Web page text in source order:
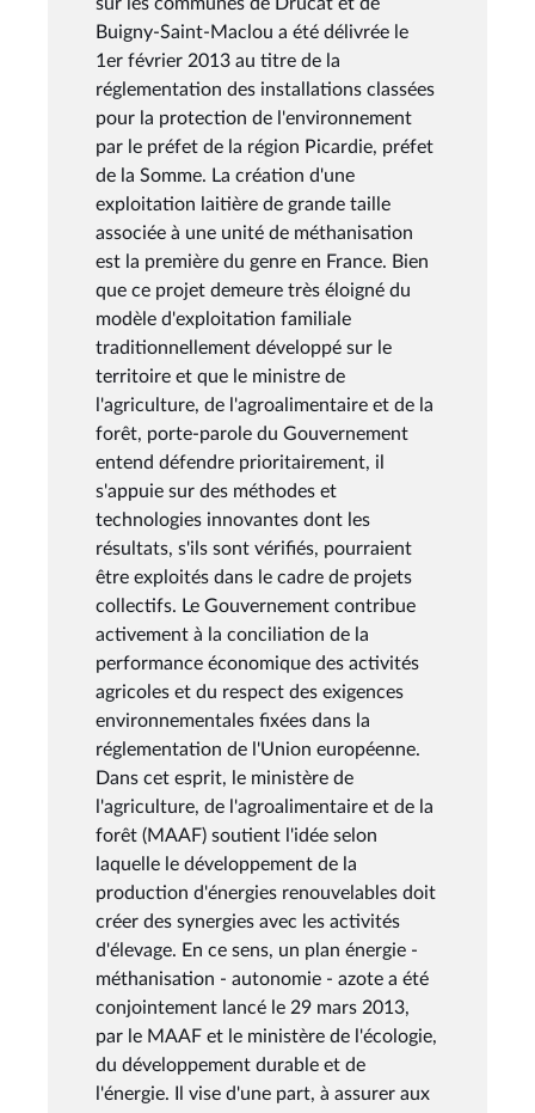
Buigny-Saint-Maclou a été délivrée le
1er février 2013 au titre de la
réglementation des installations classées
pour la protection de l'environnement
par le préfet de la région Picardie, préfet
de la Somme. La création d'une
exploitation laitière de grande taille
associée à une unité de méthanisation
est la première du genre en France. Bien
que ce projet demeure très éloigné du
modèle d'exploitation familiale
traditionnellement développé sur le
territoire et que le ministre de
l'agriculture, de l'agroalimentaire et de la
forêt, porte-parole du Gouvernement
entend défendre prioritairement, il
s'appuie sur des méthodes et
technologies innovantes dont les
résultats, s'ils sont vérifiés, pourraient
être exploités dans le cadre de projets
collectifs. Le Gouvernement contribue
activement à la conciliation de la
performance économique des activités
agricoles et du respect des exigences
environnementales fixées dans la
réglementation de l'Union européenne.
Dans cet esprit, le ministère de
l'agriculture, de l'agroalimentaire et de la
forêt (MAAF) soutient l'idée selon
laquelle le développement de la
production d'énergies renouvelables doit
créer des synergies avec les activités
d'élevage. En ce sens, un plan énergie -
méthanisation - autonomie - azote a été
conjointement lancé le 29 mars 2013,
par le MAAF et le ministère de l'écologie,
du développement durable et de
l'énergie. Il vise d'une part, à assurer aux